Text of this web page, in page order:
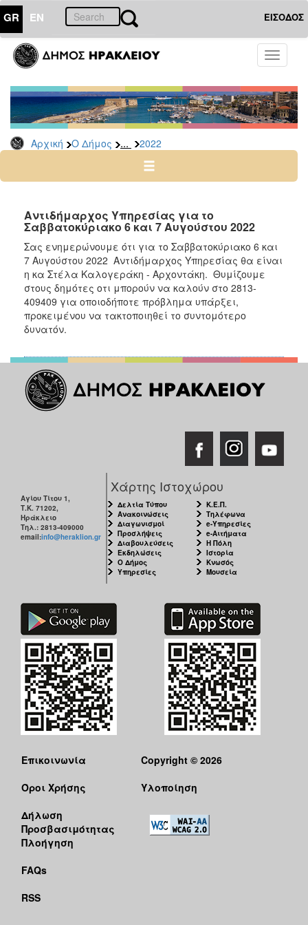
GR EN ΕΙΣΟΔΟΣ
Toggle
Αρχική Ο Δήμος ... 2022
ΔΗΜΟΣ
Δελτία
Τύπου
Αρχείο
2026
2024
2022
2021
2020
2019
2018
2017
2015
2013
2012
ΑΝΘΕΚΤΙΚΗ
ΠΟΛΗ
Αντιδήμαρχος Υπηρεσίας για το
Σαββατοκύριακο 6 και 7 Αυγούστου 2022
Σας ενημερώνουμε ότι για το Σαββατοκύριακο 6 και
7 Αυγούστου 2022 Αντιδήμαρχος Υπηρεσίας θα είναι
η κα Στέλα Καλογεράκη - Αρχοντάκη. Θυμίζουμε
στους δημότες οτι μπορούν να καλούν στο 2813-
409409 για οποιοδήποτε πρόβλημα υπάρξει,
προκειμένου να τακτοποιηθεί το συντομότερο
δυνατόν.
Αγίου Τίτου 1,
Τ.Κ. 71202,
Ηράκλειο
Τηλ.: 2813-409000
email:info@heraklion.gr
Χάρτης Ιστοχώρου
Δελτία Τύπου
Ανακοινώσεις
Διαγωνισμοί
Προσλήψεις
Διαβουλεύσεις
Εκδηλώσεις
Ο Δήμος
Υπηρεσίες
Κ.Ε.Π.
Τηλέφωνα
e-Υπηρεσίες
e-Αιτήματα
Η Πόλη
Ιστορία
Κνωσός
Μουσεία
Επικοινωνία
Όροι Χρήσης
Δήλωση
Προσβασιμότητας
Πλοήγηση
FAQs
RSS
Copyright © 2026
Υλοποίηση